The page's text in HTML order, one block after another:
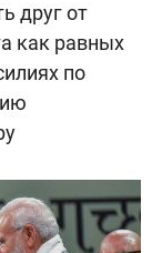
друг от
как равных
по